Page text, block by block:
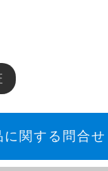
に関する問合せ
ラス商品ご紹